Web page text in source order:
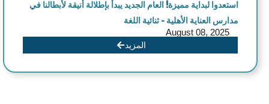
استعدوا لبداية مميزة!العام الجديد يبدأ بإطلالة أنيقة لأبطالنا في
مدارس العناية الأهلية – ثنائية اللغة
August 08, 2025
المزيد